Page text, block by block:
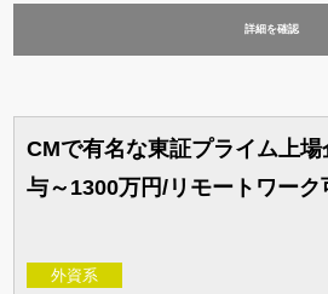
詳細を確認
CMで有名な東証プライム上
与～1300万円/リモートワーク
外資系